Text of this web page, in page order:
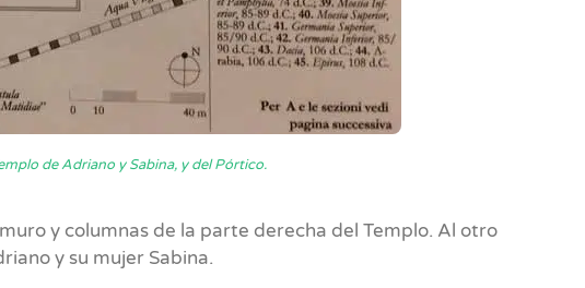
de Adriano y Sabina, y del Pórtico.
y columnas de la parte derecha del Templo. Al otro
y su mujer Sabina.